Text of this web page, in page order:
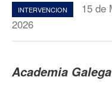
INTERVENCION
15 de
2026
Academia